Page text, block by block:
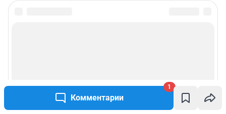
Комментарии
1